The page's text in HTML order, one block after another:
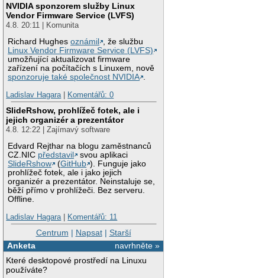
NVIDIA sponzorem služby Linux
Vendor Firmware Service (LVFS)
4.8. 20:11 | Komunita
Richard Hughesoznámil
, že službu
Linux Vendor Firmware Service (LVFS)
umožňující aktualizovat firmware
zařízení na počítačích s Linuxem, nově
sponzoruje také společnost NVIDIA .
Ladislav Hagara| Komentářů: 0
SlideRshow, prohlížeč fotek, ale i
jejich organizér a prezentátor
4.8. 12:22 | Zajímavý software
Edvard Rejthar na blogu zaměstnanců
CZ.NIC představil
svou aplikaci
SlideRshow
(GitHub ). Funguje jako
prohlížeč fotek, ale i jako jejich
organizér a prezentátor. Neinstaluje se,
běží přímo v prohlížeči. Bez serveru.
Offline.
Ladislav Hagara| Komentářů: 11
Centrum | Napsat| Starší
navrhněte »
Anketa
Které desktopové prostředí na Linuxu
používáte?